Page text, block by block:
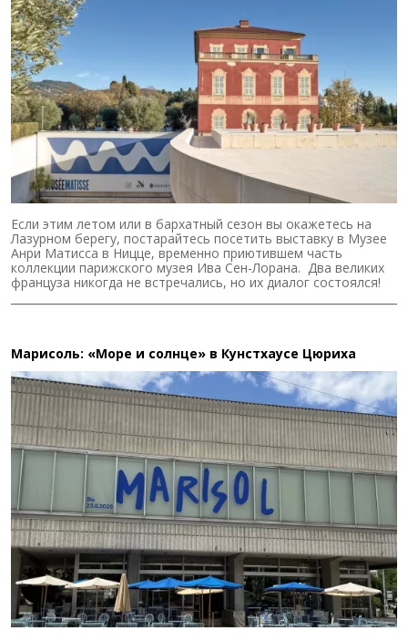
Если этим летом или в бархатный сезон вы окажетесь на
Лазурном берегу, постарайтесь посетить выставку в Музее
Анри Матисса в Ницце, временно приютившем часть
коллекции парижского музея Ива Сен-Лорана. Два великих
француза никогда не встречались, но их диалог состоялся!
Марисоль: «Море и солнце» в Кунстхаусе Цюриха